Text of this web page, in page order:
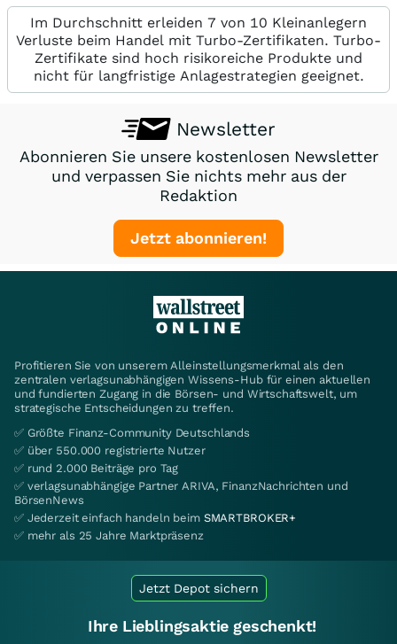
Im Durchschnitt erleiden 7 von 10 Kleinanlegern
Verluste beim Handel mit Turbo-Zertifikaten. Turbo-
Zertifikate sind hoch risikoreiche Produkte und
nicht für langfristige Anlagestrategien geeignet.
Newsletter
Abonnieren Sie unsere kostenlosen Newsletter
und verpassen Sie nichts mehr aus der
Redaktion
Jetzt abonnieren!
Profitieren Sie von unserem Alleinstellungsmerkmal als den
zentralen verlagsunabhängigen Wissens-Hub für einen aktuellen
und fundierten Zugang in die Börsen- und Wirtschaftswelt, um
strategische Entscheidungen zu treffen.
✅ Größte Finanz-Community Deutschlands
✅ über 550.000 registrierte Nutzer
✅ rund 2.000 Beiträge pro Tag
✅ verlagsunabhängige Partner ARIVA, FinanzNachrichten und
BörsenNews
✅ Jederzeit einfach handeln beim SMARTBROKER+
✅ mehr als 25 Jahre Marktpräsenz
Jetzt Depot sichern
Ihre Lieblingsaktie geschenkt!